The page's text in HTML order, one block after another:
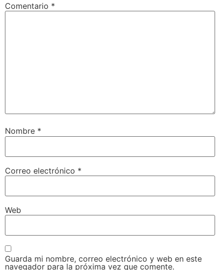
Comentario *
Nombre *
Correo electrónico *
Web
Guarda mi nombre, correo electrónico y web en este
navegador para la próxima vez que comente.